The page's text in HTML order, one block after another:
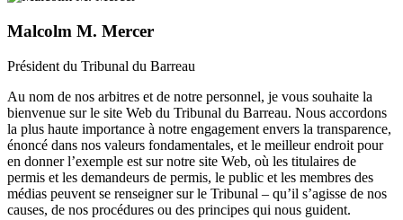
Malcolm M. Mercer
Président du Tribunal du Barreau
Au nom de nos arbitres et de notre personnel, je vous souhaite la
bienvenue sur le site Web du Tribunal du Barreau. Nous accordons
la plus haute importance à notre engagement envers la transparence,
énoncé dans nos valeurs fondamentales, et le meilleur endroit pour
en donner l’exemple est sur notre site Web, où les titulaires de
permis et les demandeurs de permis, le public et les membres des
médias peuvent se renseigner sur le Tribunal – qu’il s’agisse de nos
causes, de nos procédures ou des principes qui nous guident.